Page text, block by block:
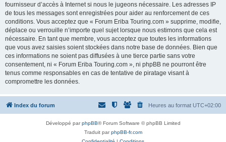
fournisseur d’accès à Internet si nous le jugeons nécessaire. Les adresses IP
de tous les messages sont enregistrées pour aider au renforcement de ces
conditions. Vous acceptez que « Forum Eriba Touring.com » supprime, modifie,
déplace ou verrouille n’importe quel sujet lorsque nous estimons que cela est
nécessaire. En tant que membre, vous acceptez que toutes les informations
que vous avez saisies soient stockées dans notre base de données. Bien que
ces informations ne soient pas diffusées à une tierce partie sans votre
consentement, ni « Forum Eriba Touring.com », ni phpBB ne pourront être
tenus comme responsables en cas de tentative de piratage visant à
compromettre les données.
Index du forum Heures au format UTC+02:00
Développé parphpBB® Forum Software © phpBB Limited
Traduit parphpBB-fr.com